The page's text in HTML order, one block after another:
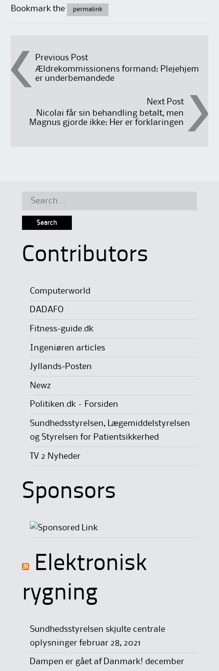
Bookmark the permalink
Post
navigation
Previous Post
Ældrekommissionens formand: Plejehjem
er underbemandede
Next Post
Nicolai får sin behandling betalt, men
Magnus gjorde ikke: Her er forklaringen
Search
Contributors
Computerworld
DADAFO
Fitness-guide.dk
Ingeniøren articles
Jyllands-Posten
Newz
Politiken.dk – Forsiden
Sundhedsstyrelsen, Lægemiddelstyrelsen
og Styrelsen for Patientsikkerhed
TV 2 Nyheder
Sponsors
Elektronisk
rygning
Sundhedsstyrelsen skjulte centrale
oplysninger februar 28, 2021
Dampen er gået af Danmark! december